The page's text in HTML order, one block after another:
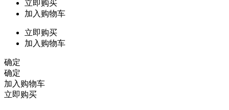
立即购买
加入购物车
立即购买
加入购物车
确定
确定
加入购物车
立即购买